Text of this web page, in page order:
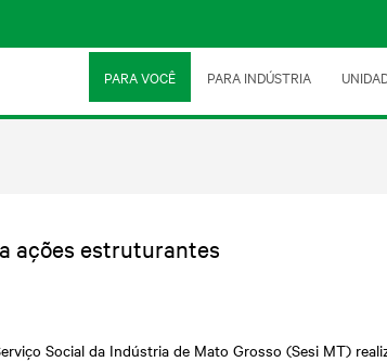
PARA VOCÊ PARA INDÚSTRIA
ações estruturantes
Social da Indústria de Mato Grosso (Sesi MT)